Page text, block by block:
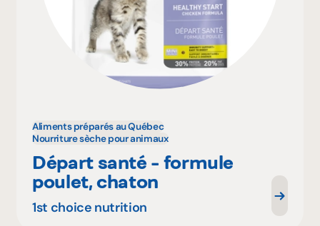
Aliments préparés au Québec
Nourriture sèche pour animaux
Départ santé - formule
poulet, chaton
1st choice nutrition